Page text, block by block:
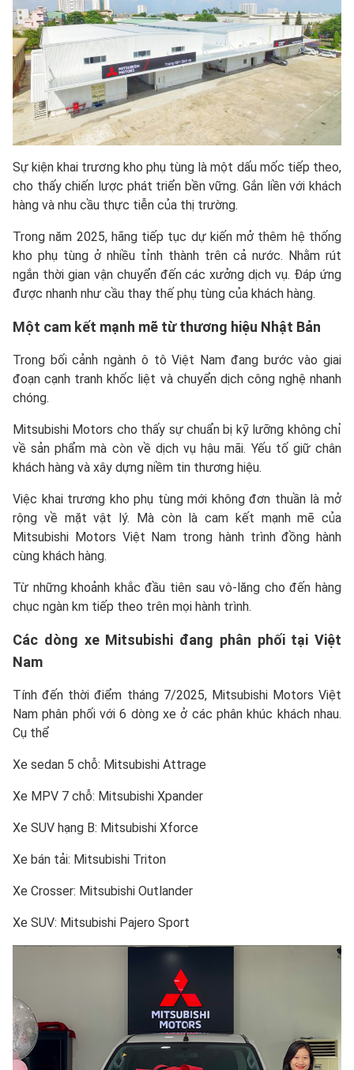
Sự kiện khai trương kho phụ tùng là một dấu mốc tiếp theo,
cho thấy chiến lược phát triển bền vững. Gắn liền với khách
hàng và nhu cầu thực tiễn của thị trường.
Trong năm 2025, hãng tiếp tục dự kiến mở thêm hệ thống
kho phụ tùng ở nhiều tỉnh thành trên cả nước. Nhằm rút
ngắn thời gian vận chuyển đến các xưởng dịch vụ. Đáp ứng
được nhanh như cầu thay thế phụ tùng của khách hàng.
Một cam kết mạnh mẽ từ thương hiệu Nhật Bản
Trong bối cảnh ngành ô tô Việt Nam đang bước vào giai
đoạn cạnh tranh khốc liệt và chuyển dịch công nghệ nhanh
chóng.
Mitsubishi Motors cho thấy sự chuẩn bị kỹ lưỡng không chỉ
về sản phẩm mà còn về dịch vụ hậu mãi. Yếu tố giữ chân
khách hàng và xây dựng niềm tin thương hiệu.
Việc khai trương kho phụ tùng mới không đơn thuần là mở
rộng về mặt vật lý. Mà còn là cam kết mạnh mẽ của
Mitsubishi Motors Việt Nam trong hành trình đồng hành
cùng khách hàng.
Từ những khoảnh khắc đầu tiên sau vô-lăng cho đến hàng
chục ngàn km tiếp theo trên mọi hành trình.
Các dòng xe Mitsubishi đang phân phối tại Việt
Nam
Tính đến thời điểm tháng 7/2025, Mitsubishi Motors Việt
Nam phân phối với 6 dòng xe ở các phân khúc khách nhau.
Cụ thể
Xe sedan 5 chỗ: Mitsubishi Attrage
Xe MPV 7 chỗ: Mitsubishi Xpander
Xe SUV hạng B: Mitsubishi Xforce
Xe bán tải: Mitsubishi Triton
Xe Crosser: Mitsubishi Outlander
Xe SUV: Mitsubishi Pajero Sport